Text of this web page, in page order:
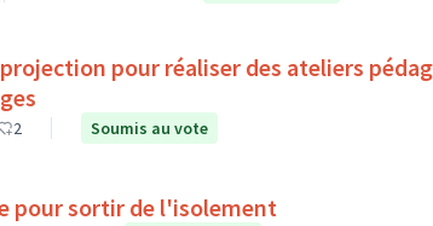
pour réaliser des ateliers
2 Soumis au vote
pour sortir de l'isolement